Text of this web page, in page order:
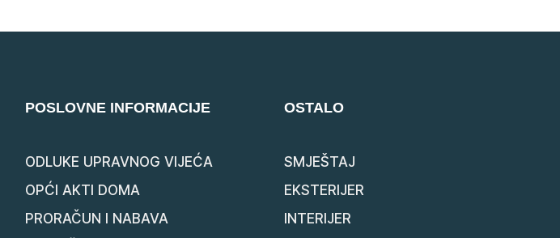
POSLOVNE INFORMACIJE
ODLUKE UPRAVNOG VIJEĆA
OPĆI AKTI DOMA
PRORAČUN I NABAVA
OSTALO
SMJEŠTAJ
EKSTERIJER
INTERIJER